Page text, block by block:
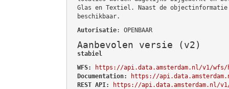
Glas en Textiel. Naast de objectinformatie
beschikbaar.
Autorisatie: OPENBAAR
Aanbevolen versie (v2)
stabiel
WFS:
https://api.data.amsterdam.nl/v1/
Documentation:
https://
REST API:
https://api.data.amsterdam.nl/